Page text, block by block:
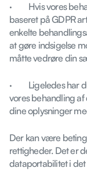
· Hvis vores
baseret på GDPR
enkelte
at gøre indsigelse
måtte vedrøre din
· Ligeledes har du
vores behandling af
dine oplysninger
Der kan være
rettigheder. Det er
dataportabilitet i